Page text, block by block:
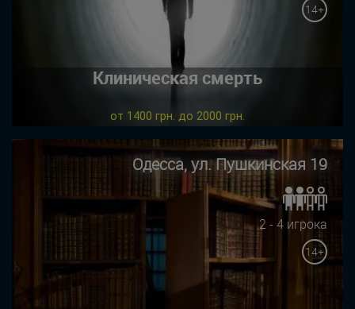
14+
Клиническая смерть
от 1400 грн. до 2000 грн.
Одесса, ул. Пушкинская 19
2 - 4 игрока
14+